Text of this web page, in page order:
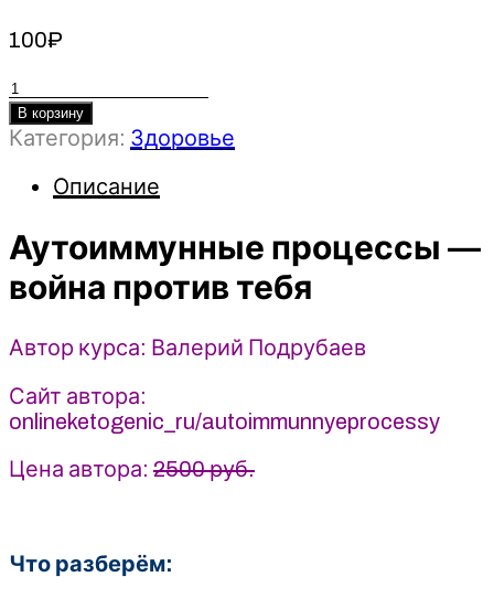
100₽
Количество
товара
Аутоиммунные
против
тебя
-
Подрубаев
Humberto.2.0
В корзину
Категория: Здоровье
Описание
Аутоиммунные процессы —
война против тебя
Автор курса: Валерий Подрубаев
Сайт автора:
onlineketogenic_ru/autoimmunnyeprocessy
Цена автора: 2500 руб.
Что разберём: